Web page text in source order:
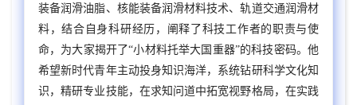
装备润滑油脂、核能装备润滑材料技术、轨道交通润滑材
料，结合自身科研经历，阐释了科技工作者的职责与使
命，为大家揭开了“小材料托举大国重器”的科技密码。他
希望新时代青年主动投身知识海洋，系统钻研科学文化知
识，精研专业技能，在求知问道中拓宽视野格局，在实践